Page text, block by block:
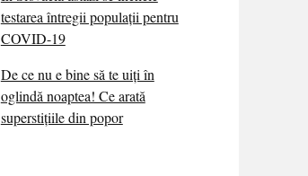
testarea întregii populații pentru
COVID-19
De ce nu e bine să te uiți în
oglindă noaptea! Ce arată
superstițiile din popor